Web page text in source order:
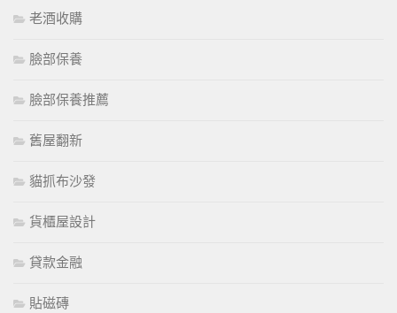
老酒收購
臉部保養
臉部保養推薦
舊屋翻新
貓抓布沙發
貨櫃屋設計
貸款金融
貼磁磚